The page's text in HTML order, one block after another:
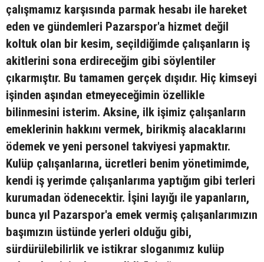
çalışmamız karşısında parmak hesabı ile hareket
eden ve gündemleri Pazarspor'a hizmet değil
koltuk olan bir kesim, seçildiğimde çalışanların iş
akitlerini sona erdireceğim gibi söylentiler
çıkarmıştır. Bu tamamen gerçek dışıdır. Hiç kimseyi
işinden aşından etmeyeceğimin özellikle
bilinmesini isterim. Aksine, ilk işimiz çalışanların
emeklerinin hakkını vermek, birikmiş alacaklarını
ödemek ve yeni personel takviyesi yapmaktır.
Kulüp çalışanlarına, ücretleri benim yönetimimde,
kendi iş yerimde çalışanlarıma yaptığım gibi terleri
kurumadan ödenecektir. İşini layığı ile yapanların,
bunca yıl Pazarspor'a emek vermiş çalışanlarımızın
başımızın üstünde yerleri olduğu gibi,
sürdürülebilirlik ve istikrar sloganımız kulüp